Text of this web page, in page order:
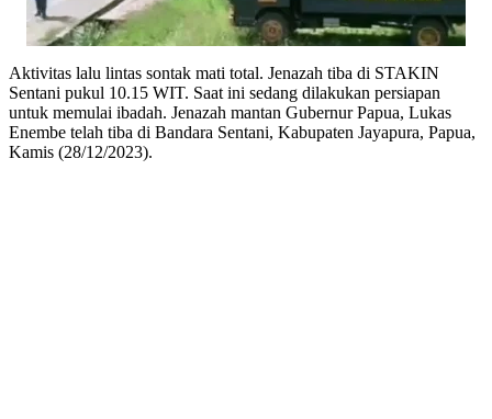
Aktivitas lalu lintas sontak mati total. Jenazah tiba di STAKIN
Sentani pukul 10.15 WIT. Saat ini sedang dilakukan persiapan
untuk memulai ibadah. Jenazah mantan Gubernur Papua, Lukas
Enembe telah tiba di Bandara Sentani, Kabupaten Jayapura, Papua,
Kamis (28/12/2023).